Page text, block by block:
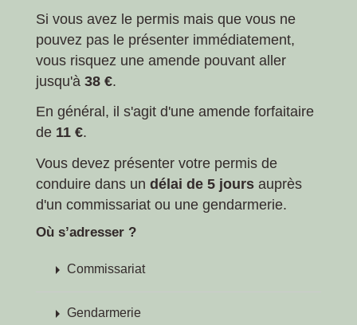
Si vous avez le permis mais que vous ne
pouvez pas le présenter immédiatement,
vous risquez une amende pouvant aller
jusqu'à 38 €.
En général, il s'agit d'une amende forfaitaire
de 11 €.
Vous devez présenter votre permis de
conduire dans un délai de 5 jours auprès
d'un commissariat ou une gendarmerie.
Où s’adresser ?
arrow_right Commissariat
arrow_right Gendarmerie